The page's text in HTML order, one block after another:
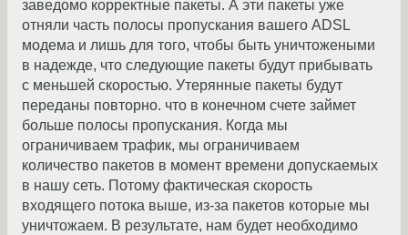
заведомо корректные пакеты. А эти пакеты уже
отняли часть полосы пропускания вашего ADSL
модема и лишь для того, чтобы быть уничтожеными
в надежде, что следующие пакеты будут прибывать
с меньшей скоростью. Утерянные пакеты будут
переданы повторно. что в конечном счете займет
больше полосы пропускания. Когда мы
ограничиваем трафик, мы ограничиваем
количество пакетов в момент времени допускаемых
в нашу сеть. Потому фактическая скорость
входящего потока выше, из-за пакетов которые мы
уничтожаем. В результате, нам будет необходимо